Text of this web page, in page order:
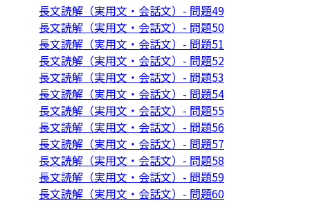
長文読解（実用文・会話文）- 問題49
長文読解（実用文・会話文）- 問題50
長文読解（実用文・会話文）- 問題51
長文読解（実用文・会話文）- 問題52
長文読解（実用文・会話文）- 問題53
長文読解（実用文・会話文）- 問題54
長文読解（実用文・会話文）- 問題55
長文読解（実用文・会話文）- 問題56
長文読解（実用文・会話文）- 問題57
長文読解（実用文・会話文）- 問題58
長文読解（実用文・会話文）- 問題59
長文読解（実用文・会話文）- 問題60